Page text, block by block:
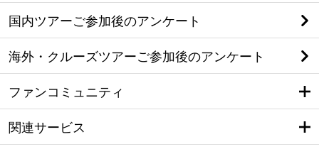
国内ツアーご参加後のアンケート
海外・クルーズツアーご参加後のアンケート
ファンコミュニティ
関連サービス